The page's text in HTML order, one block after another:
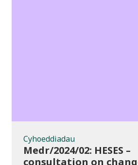
Cyhoeddiadau
Medr/2024/02: HESES –
consultation on